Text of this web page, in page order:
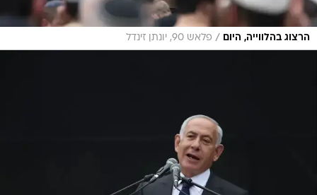
הרצוג בהלווייה, היום / פלאש 90, יונתן זינדל